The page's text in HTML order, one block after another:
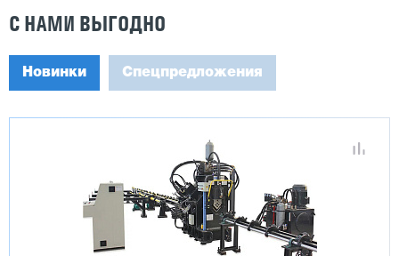
С НАМИ ВЫГОДНО
Новинки Спецпредложения